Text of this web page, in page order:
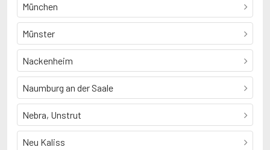
München
Münster
Nackenheim
Naumburg an der Saale
Nebra, Unstrut
Neu Kaliss